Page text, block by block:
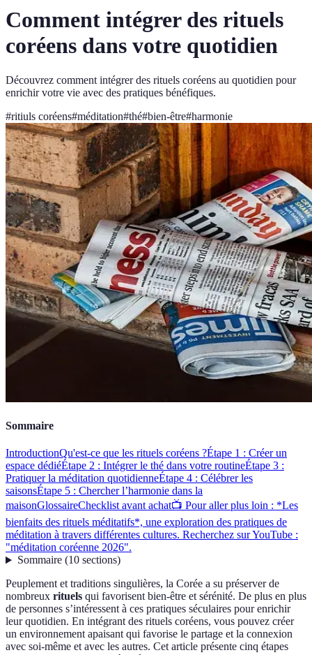
Comment intégrer des rituels
coréens dans votre quotidien
Découvrez comment intégrer des rituels coréens au quotidien pour
enrichir votre vie avec des pratiques bénéfiques.
#ritiuls coréens#méditation#thé#bien-être#harmonie
Sommaire
IntroductionQu'est-ce que les rituels coréens ?Étape 1 : Créer un
espace dédiéÉtape 2 : Intégrer le thé dans votre routineÉtape 3 :
Pratiquer la méditation quotidienneÉtape 4 : Célébrer les
saisonsÉtape 5 : Chercher l’harmonie dans la
maisonGlossaireChecklist avant achat📺 Pour aller plus loin : *Les
bienfaits des rituels méditatifs*, une exploration des pratiques de
méditation à travers différentes cultures. Recherchez sur YouTube :
"méditation coréenne 2026".
Sommaire(10 sections)
Peuplement et traditions singulières, la Corée a su préserver de
nombreux rituels qui favorisent bien-être et sérénité. De plus en plus
de personnes s’intéressent à ces pratiques séculaires pour enrichir
leur quotidien. En intégrant des rituels coréens, vous pouvez créer
un environnement apaisant qui favorise le partage et la connexion
avec soi-même et avec les autres. Cet article présente cinq étapes